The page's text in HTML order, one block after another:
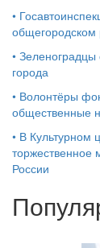
•
общегородском
• Зеленоградцы
города
• Волонтёры
общественные
• В Культурном
России